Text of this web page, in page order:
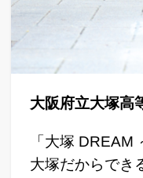
大阪府立大塚高
「大塚
大塚だからでき